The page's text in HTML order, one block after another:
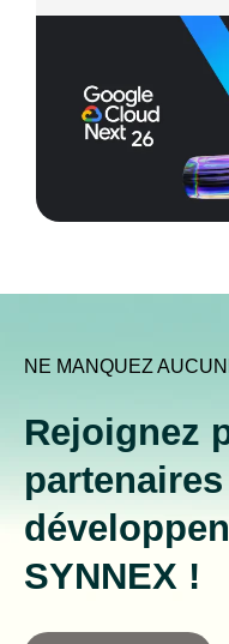
NE MANQUEZ
Rejoignez
SYNNEX !